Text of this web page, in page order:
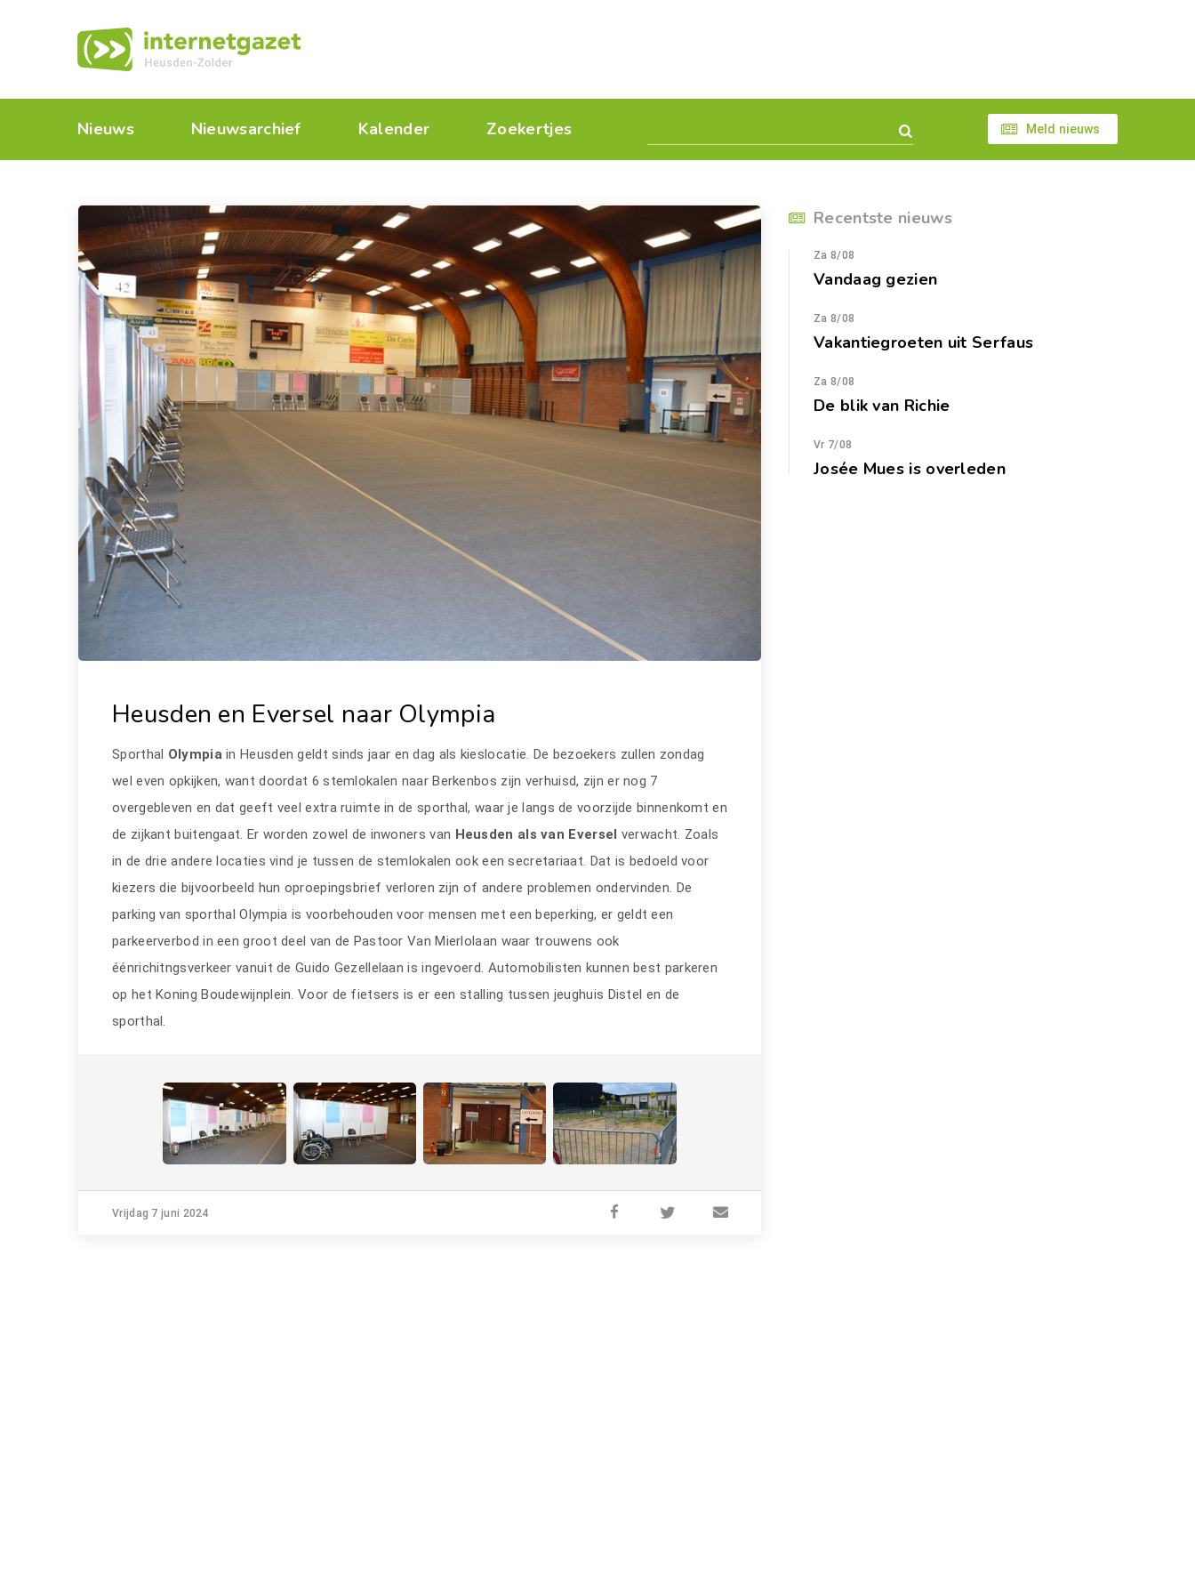
Nieuws Nieuwsarchief Kalender Zoekertjes Meld nieuws
Heusden en Eversel naar Olympia
Sporthal Olympiain Heusden geldt sinds jaar en dag als kieslocatie. De bezoekers zullen zondag
wel even opkijken, want doordat 6 stemlokalen naar Berkenbos zijn verhuisd, zijn er nog 7
overgebleven en dat geeft veel extra ruimte in de sporthal, waar je langs de voorzijde binnenkomt en
de zijkant buitengaat. Er worden zowel de inwoners van Heusden als van Eversel verwacht. Zoals
in de drie andere locaties vind je tussen de stemlokalen ook een secretariaat. Dat is bedoeld voor
kiezers die bijvoorbeeld hun oproepingsbrief verloren zijn of andere problemen ondervinden. De
parking van sporthal Olympia is voorbehouden voor mensen met een beperking, er geldt een
parkeerverbod in een groot deel van de Pastoor Van Mierlolaan waar trouwens ook
éénrichitngsverkeer vanuit de Guido Gezellelaan is ingevoerd. Automobilisten kunnen best parkeren
op het Koning Boudewijnplein. Voor de fietsers is er een stalling tussen jeughuis Distel en de
sporthal.
Vrijdag 7 juni 2024
Recentste nieuws
Za 8/08
Vandaag gezien
Za 8/08
Vakantiegroeten uit Serfaus
Za 8/08
De blik van Richie
Vr 7/08
Josée Mues is overleden